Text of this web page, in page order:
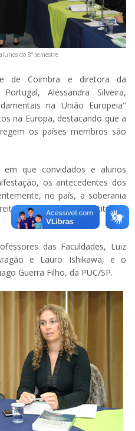
do 8º semestre
de Coimbra e diretora da
Alessandra Silveira,
na União Europeia"
na Europa, destacando que a
os países membros são
que convidados e alunos
os antecedentes dos
no país, a soberania
garantido pela constituição
das Faculdades, Luiz
e Lauro Ishikawa, e o
Guerra Filho, da PUC/SP.